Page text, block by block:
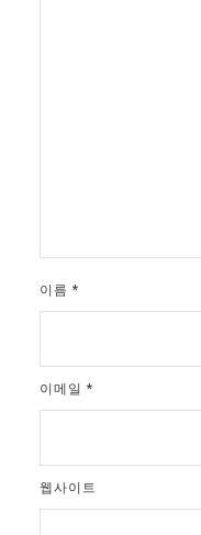
이름 *
이메일 *
웹사이트